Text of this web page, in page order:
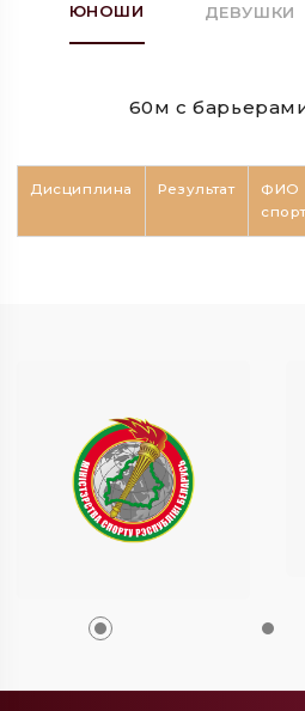
ЮНОШИ ДЕВУШКИ
60м с
Дисциплина Результат
ФИО